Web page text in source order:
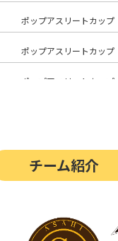
ポップアスリートカップ
ポップアスリートカップ
ポップアスリートカップ
決勝戦の動画はこちらから
ポップアスリートカップ
チーム紹介